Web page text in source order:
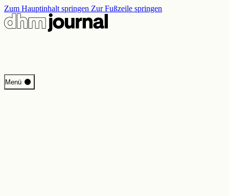
Zum Hauptinhalt springen Zur Fußzeile springen
Menü
Start
Programm